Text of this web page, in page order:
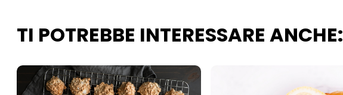
TI POTREBBE INTERESSARE ANCHE: